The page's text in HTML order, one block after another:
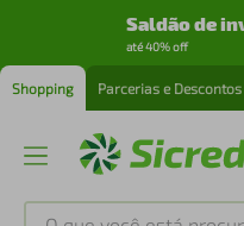
Saldão de
até 40% off
Shopping Parcerias e Descontos
O que você está